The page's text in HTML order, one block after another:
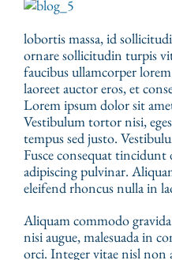
lobortis massa, id
ornare sollicitudin turpis
faucibus ullamcorper lorem
laoreet auctor eros, et
Lorem ipsum dolor sit
Vestibulum tortor nisi,
tempus sed justo.
Fusce consequat tincidunt
adipiscing pulvinar.
eleifend rhoncus nulla in
Aliquam commodo
nisi augue, malesuada in
orci. Integer vitae nisl non